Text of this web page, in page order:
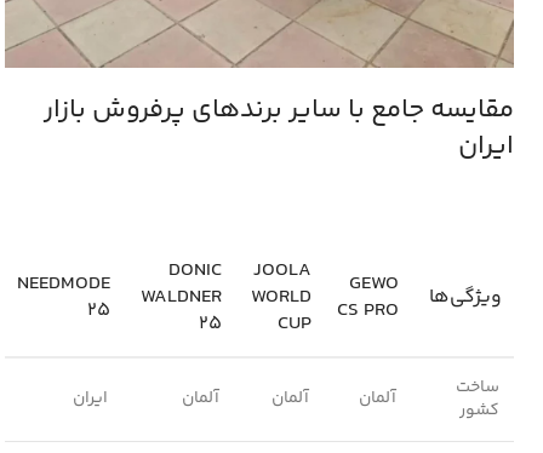
مقایسه جامع با سایر برندهای پرفروش بازار
ایران
ویژگی‌ها
GEWO
CS PRO
JOOLA
WORLD
CUP
DONIC
WALDNER
25
NEEDMODE
25
ساخت
کشور
آلمان آلمان آلمان ایران